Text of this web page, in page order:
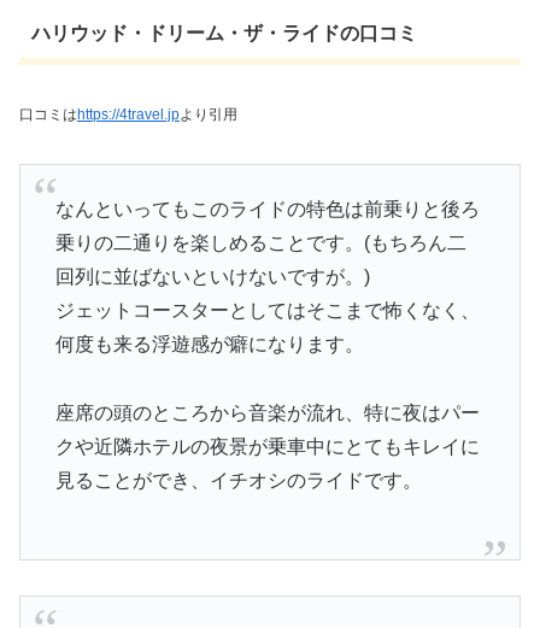
ハリウッド・ドリーム・ザ・ライドの口コミ
口コミはhttps://4travel.jpより引用
なんといってもこのライドの特色は前乗りと後ろ
乗りの二通りを楽しめることです。(もちろん二
回列に並ばないといけないですが。)
ジェットコースターとしてはそこまで怖くなく、
何度も来る浮遊感が癖になります。
座席の頭のところから音楽が流れ、特に夜はパー
クや近隣ホテルの夜景が乗車中にとてもキレイに
見ることができ、イチオシのライドです。